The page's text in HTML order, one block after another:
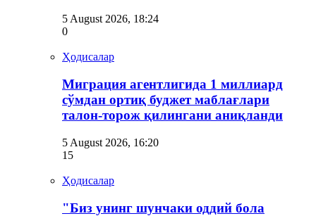
5 August 2026, 18:24
0
Ҳодисалар
Миграция агентлигида 1 миллиард
сўмдан ортиқ буджет маблағлари
талон-торож қилингани аниқланди
5 August 2026, 16:20
15
Ҳодисалар
"Биз унинг шунчаки оддий бола